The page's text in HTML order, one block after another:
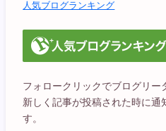
人気ブログランキング
フォロークリックでブログリー
新しく記事が投稿された時に通
す。